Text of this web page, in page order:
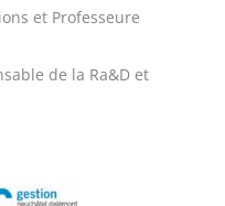
et Professeure
de la Ra&D et